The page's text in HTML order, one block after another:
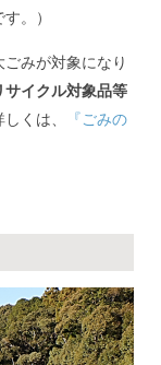
。）
みが対象になり
サイクル対象品等
くは、
『ごみの